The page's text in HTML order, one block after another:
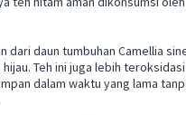
dari daun tumbuhan Camellia
Teh ini juga lebih
dalam waktu yang lama